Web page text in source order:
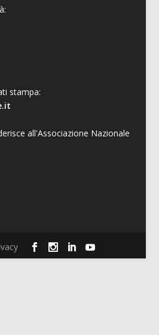
stampa:
all'Associazione Nazionale